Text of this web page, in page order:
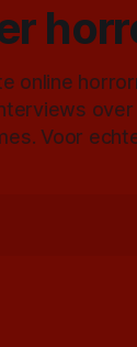
online
Voor